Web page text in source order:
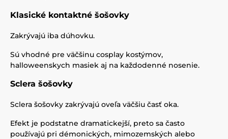
Klasické kontaktné šošovky
Zakrývajú iba dúhovku.
Sú vhodné pre väčšinu cosplay kostýmov,
halloweenskych masiek aj na každodenné nosenie.
Sclera šošovky
Sclera šošovky zakrývajú oveľa väčšiu časť oka.
Efekt je podstatne dramatickejší, preto sa často
používajú pri démonických, mimozemských alebo